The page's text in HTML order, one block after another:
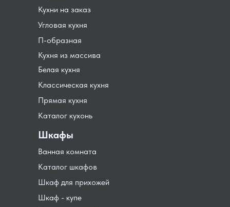
Шкаф для прихожей
Шкаф - купе
Каталог шкафов
Ванная комната
Кухня из массива
Угловая кухня
Кухни на заказ
П-образная
Классическая кухня
Белая кухня
Шкафы
Прямая кухня
Каталог кухонь